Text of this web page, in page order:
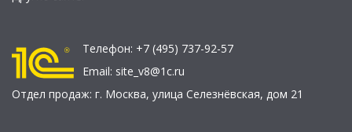
Телефон: +7 (495) 737-92-57
Email: site_v8@1c.ru
Отдел продаж: г. Москва, улица Селезнёвская, дом 21